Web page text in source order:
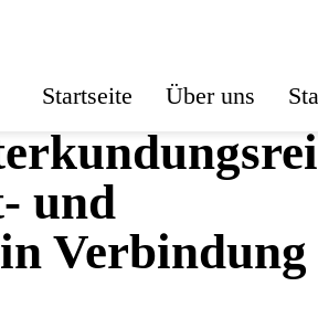
Startseite Über uns
und
Verbindung